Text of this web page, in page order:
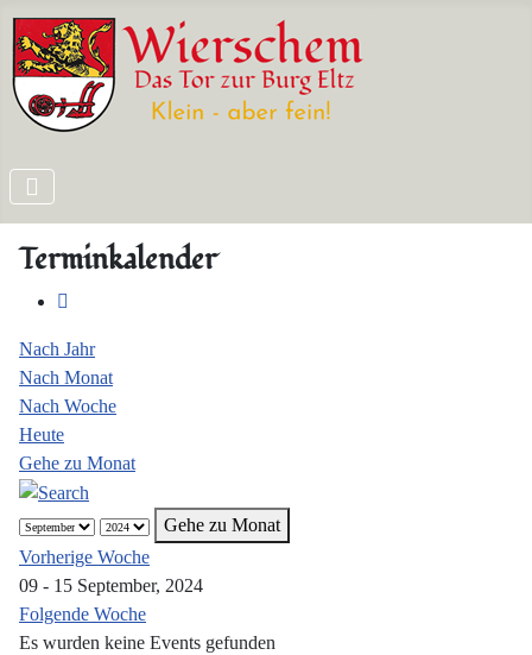
Terminkalender
Nach Jahr
Nach Monat
Nach Woche
Heute
Gehe zu Monat
Gehe zu Monat
Vorherige Woche
09 - 15 September, 2024
Folgende Woche
Es wurden keine Events gefunden